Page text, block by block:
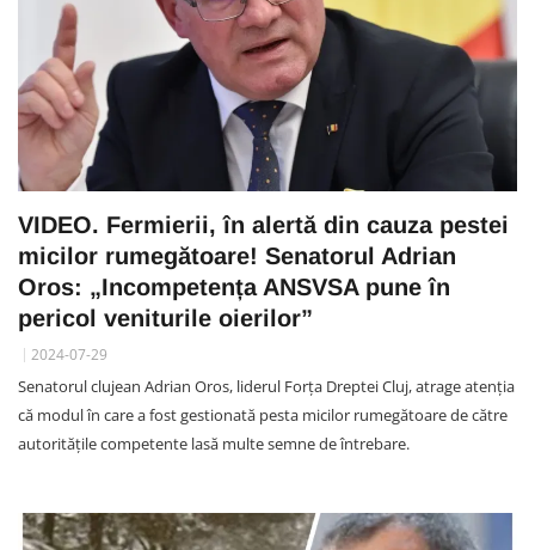
VIDEO. Fermierii, în alertă din cauza pestei
micilor rumegătoare! Senatorul Adrian
Oros: „Incompetența ANSVSA pune în
pericol veniturile oierilor”
2024-07-29
Senatorul clujean Adrian Oros, liderul Forța Dreptei Cluj, atrage atenția
că modul în care a fost gestionată pesta micilor rumegătoare de către
autoritățile competente lasă multe semne de întrebare.